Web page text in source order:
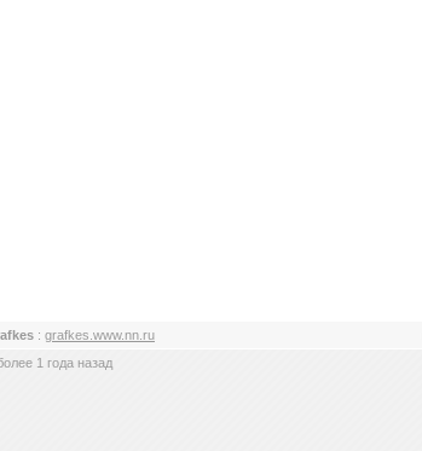
: grafkes.www.nn.ru
1 года назад